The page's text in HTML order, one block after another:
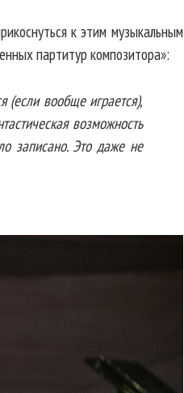
к этим музыкальным
партитур композитора»:
(если вообще играется),
возможность
записано. Это даже не